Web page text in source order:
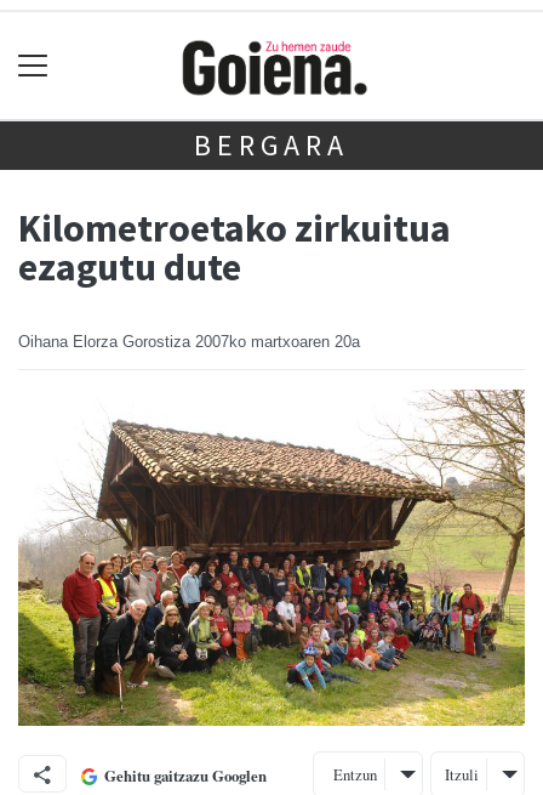
BERGARA
Kilometroetako zirkuitua
ezagutu dute
Oihana Elorza Gorostiza 2007ko martxoaren 20a
Gehitu gaitzazu Googlen Entzun Itzuli